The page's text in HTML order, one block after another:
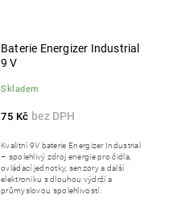
Baterie Energizer Industrial
9 V
Skladem
75 Kč
Kvalitní 9V baterie Energizer Industrial
– spolehlivý zdroj energie pro čidla,
ovládací jednotky, senzory a další
elektroniku s dlouhou výdrží a
průmyslovou spolehlivostí.